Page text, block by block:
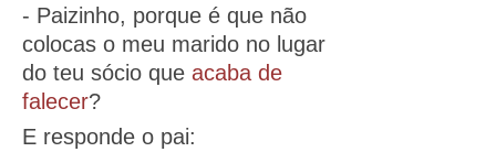
- Paizinho, porque é que não
colocas o meu marido no lugar
do teu sócio que acaba de
falecer?
E responde o pai: